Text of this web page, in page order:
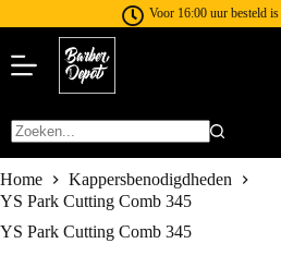
Voor 16:00 uur besteld is
Home
Kappersbenodigdheden
YS Park Cutting Comb 345
YS Park Cutting Comb 345